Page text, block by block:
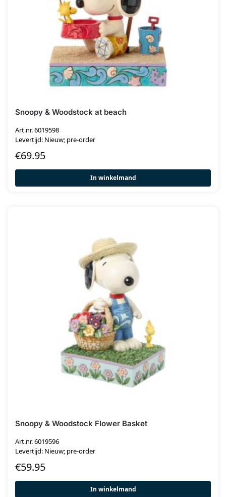
Snoopy & Woodstock at beach
Art.nr. 6019598
Levertijd: Nieuw; pre-order
€69.95
In winkelmand
Snoopy & Woodstock Flower Basket
Art.nr. 6019596
Levertijd: Nieuw; pre-order
€59.95
In winkelmand